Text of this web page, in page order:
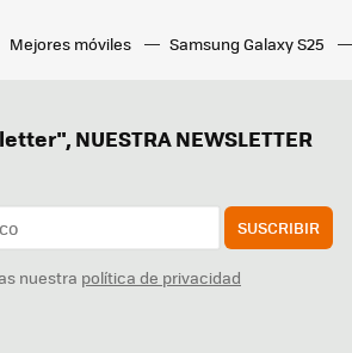
Mejores móviles Samsung Galaxy S25
NUESTRA NEWSLETTER
SUSCRIBIR
nuestra política de privacidad